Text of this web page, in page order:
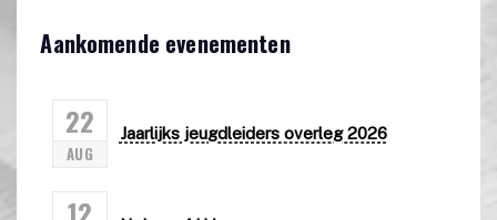
Aankomende evenementen
22
AUG
Jaarlijks jeugdleiders overleg 2026